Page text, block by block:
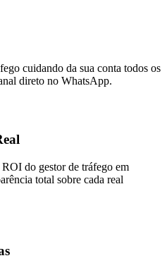
cuidando da sua conta todos os
direto no WhatsApp.
do gestor de tráfego em
total sobre cada real